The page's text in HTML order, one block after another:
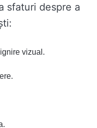
sfaturi despre a
vizual.